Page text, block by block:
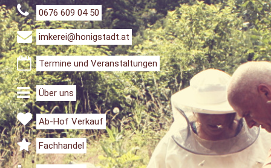
0676 609 04 50
imkerei@honigstadt.at
Termine und Veranstaltungen
Über uns
Ab-Hof Verkauf
Fachhandel